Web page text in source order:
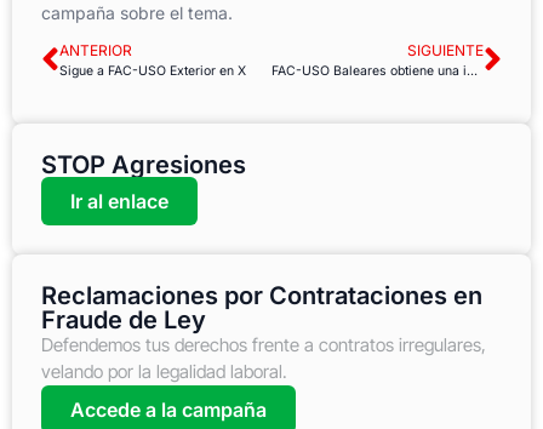
campaña sobre el tema.
ANTERIOR
Sigue a FAC-USO Exterior en X
SIGUIENTE
FAC-USO Baleares obtiene una importante sentencia sobre la carrera profesional de los interinos
STOP Agresiones
Ir al enlace
Reclamaciones por Contrataciones en
Fraude de Ley
Defendemos tus derechos frente a contratos irregulares,
velando por la legalidad laboral.
Accede a la campaña